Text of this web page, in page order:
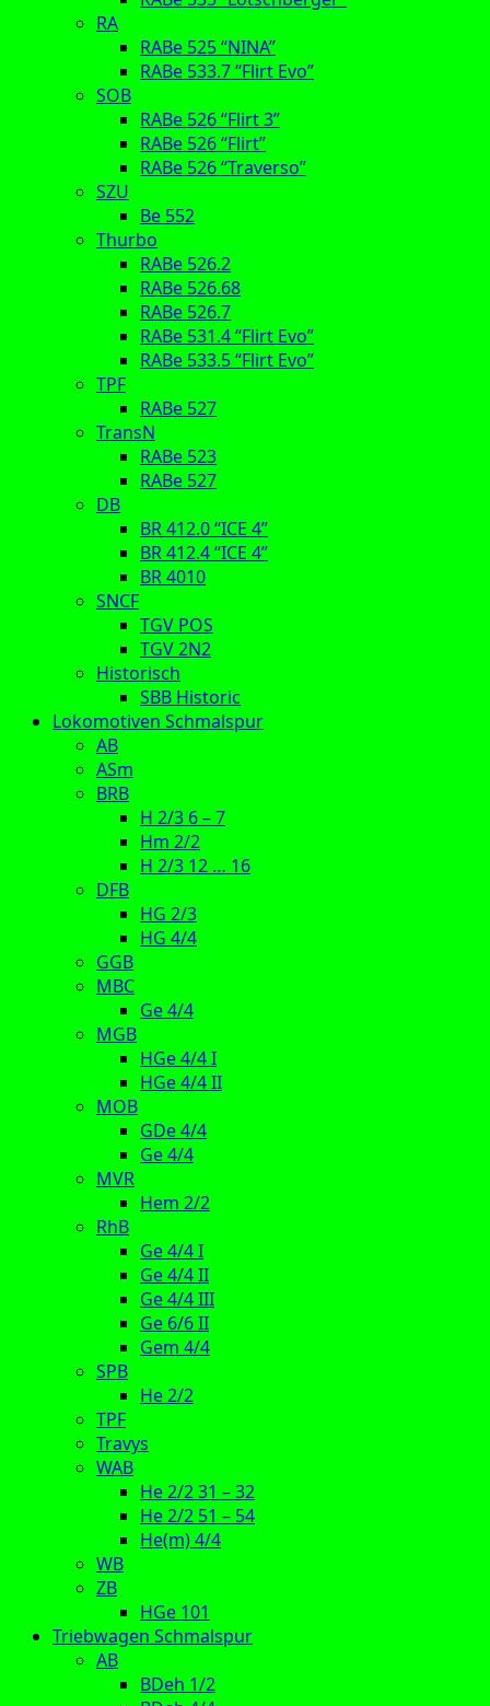
RA
RABe 525 “NINA”
RABe 533.7 “Flirt Evo”
SOB
RABe 526 “Flirt 3”
RABe 526 “Flirt”
RABe 526 “Traverso”
SZU
Be 552
Thurbo
RABe 526.2
RABe 526.68
RABe 526.7
RABe 531.4 “Flirt Evo”
RABe 533.5 “Flirt Evo”
TPF
RABe 527
TransN
RABe 523
RABe 527
DB
BR 412.0 “ICE 4”
BR 412.4 “ICE 4”
BR 4010
SNCF
TGV POS
TGV 2N2
Historisch
SBB Historic
Lokomotiven Schmalspur
AB
ASm
BRB
H 2/3 6 – 7
Hm 2/2
H 2/3 12 … 16
DFB
HG 2/3
HG 4/4
GGB
MBC
Ge 4/4
MGB
HGe 4/4 I
HGe 4/4 II
MOB
GDe 4/4
Ge 4/4
MVR
Hem 2/2
RhB
Ge 4/4 I
Ge 4/4 II
Ge 4/4 III
Ge 6/6 II
Gem 4/4
SPB
He 2/2
TPF
Travys
WAB
He 2/2 31 – 32
He 2/2 51 – 54
He(m) 4/4
WB
ZB
HGe 101
Triebwagen Schmalspur
AB
BDeh 1/2